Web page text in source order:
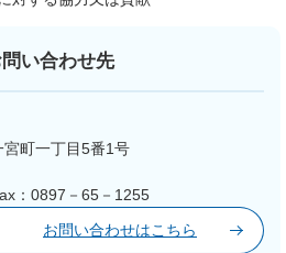
い合わせ先
宮町一丁目5番1号
：0897－65－1255
お問い合わせはこちら